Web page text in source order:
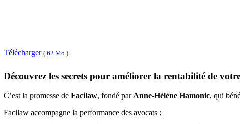
Télécharger ( 62 Mo )
Découvrez les secrets pour améliorer la rentabilité de
C’est la promesse de Facilaw, fondé par Anne-Hélène Hamonic, qui
Facilaw accompagne la performance des avocats :